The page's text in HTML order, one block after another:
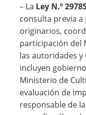
– La Ley N.º
consulta previa
originarios,
participación del
las autoridades
incluyen
Ministerio de
evaluación de
responsable de